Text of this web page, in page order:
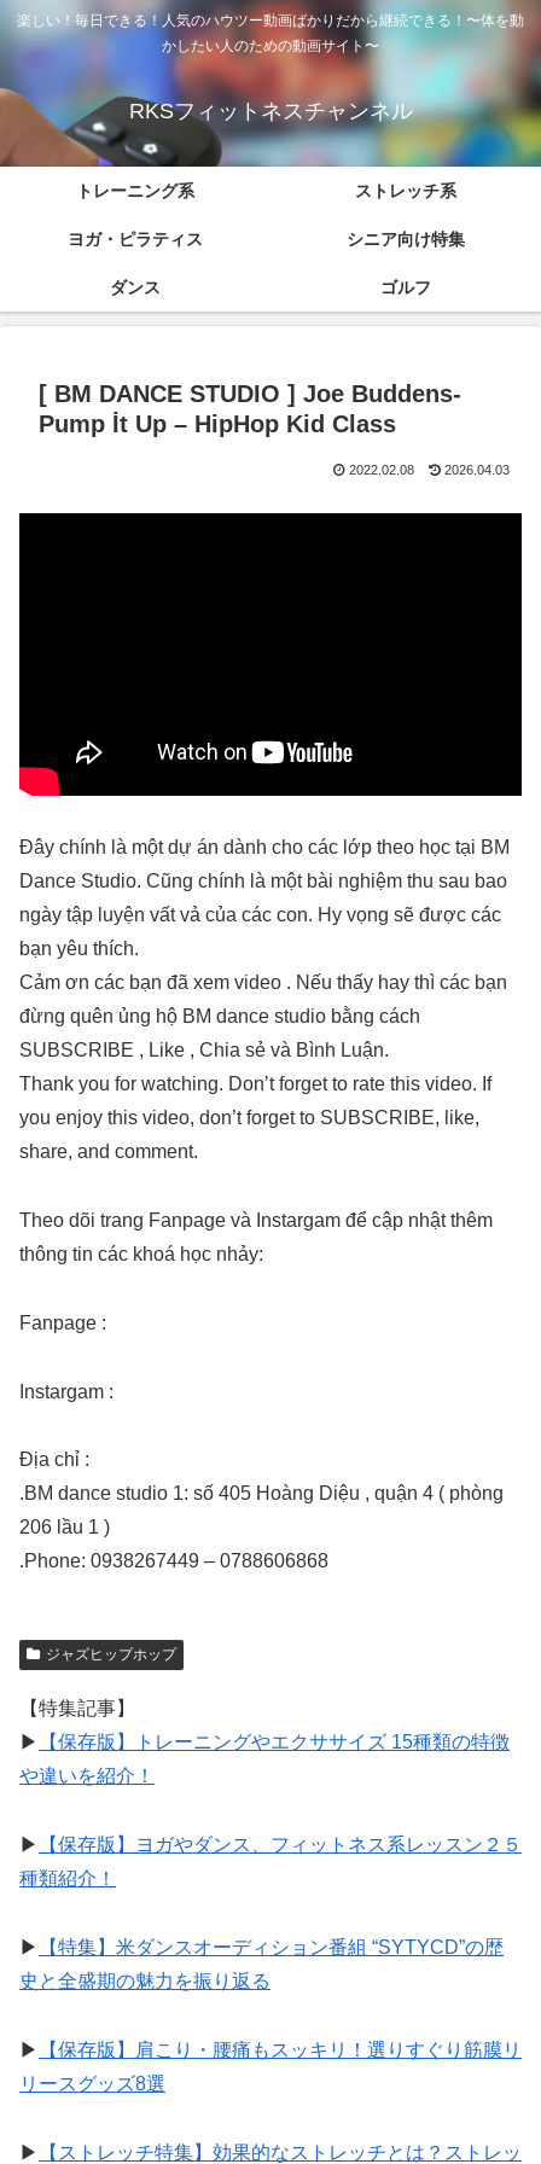
楽しい！毎日できる！人気のハウツー動画ばかりだから継続できる！〜体を動
かしたい人のための動画サイト〜
RKSフィットネスチャンネル
トレーニング系 ストレッチ系
ヨガ・ピラティス シニア向け特集
ダンス ゴルフ
[ BM DANCE STUDIO ] Joe Buddens-
Pump İt Up – HipHop Kid Class
2022.02.08 2026.04.03
Đây chính là một dự án dành cho các lớp theo học tại BM
Dance Studio. Cũng chính là một bài nghiệm thu sau bao
ngày tập luyện vất vả của các con. Hy vọng sẽ được các
bạn yêu thích.
Cảm ơn các bạn đã xem video . Nếu thấy hay thì các bạn
đừng quên ủng hộ BM dance studio bằng cách
SUBSCRIBE , Like , Chia sẻ và Bình Luận.
Thank you for watching. Don’t forget to rate this video. If
you enjoy this video, don’t forget to SUBSCRIBE, like,
share, and comment.
Theo dõi trang Fanpage và Instargam để cập nhật thêm
thông tin các khoá học nhảy:
Fanpage :
Instargam :
Địa chỉ :
.BM dance studio 1: số 405 Hoàng Diệu , quận 4 ( phòng
206 lầu 1 )
.Phone: 0938267449 – 0788606868
ジャズヒップホップ
【特集記事】
▶︎
【保存版】トレーニングやエクササイズ 15種類の特徴
や違いを紹介！
▶︎
【保存版】ヨガやダンス、フィットネス系レッスン２５
種類紹介！
▶︎
【特集】米ダンスオーディション番組 “SYTYCD”の歴
史と全盛期の魅力を振り返る
▶︎
【保存版】肩こり・腰痛もスッキリ！選りすぐり筋膜リ
リースグッズ8選
▶︎ 【ストレッチ特集】効果的なストレッチとは？ストレッ